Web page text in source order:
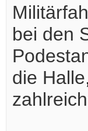
bei den
die